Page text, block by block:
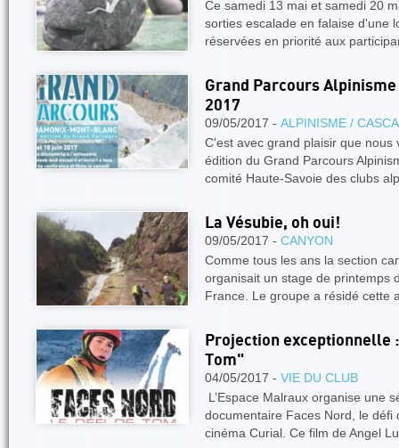
Ce samedi 13 mai et samedi 20
sorties escalade en falaise d'une
réservées en priorité aux
Grand Parcours Alpinisme
2017
09/05/2017 - ALPINISME /
C'est avec grand plaisir que nous
édition du Grand Parcours
comité Haute-Savoie des clubs
La Vésubie, oh oui!
09/05/2017 - CANYON
Comme tous les ans la section
organisait un stage de printemps
France. Le groupe a résidé cette
Projection exceptionnelle
Tom"
04/05/2017 - VIE DU CLUB
L’Espace Malraux organise une
documentaire Faces Nord, le défi
cinéma Curial. Ce film de Angel